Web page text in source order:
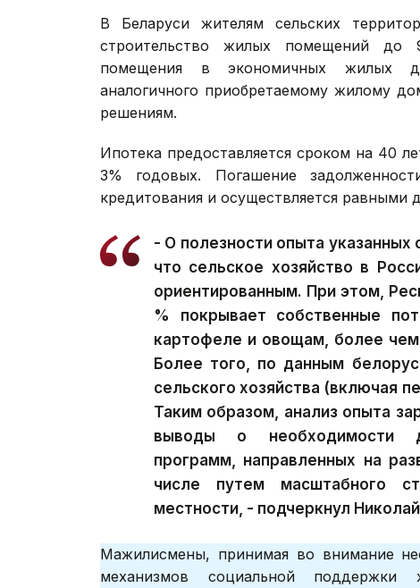
В Беларуси жителям сельских
строительство жилых помещений до
помещения в экономичных жилых
аналогичного приобретаемому жилому
решениям.
Ипотека предоставляется сроком на 40
3% годовых. Погашение
кредитования и осуществляется равными
- О полезности опыта указанных
что сельское хозяйство в
ориентированным. При этом,
% покрывает собственные
картофеле и овощам, более
Более того, по данным
сельского хозяйства (включая
Таким образом, анализ опыта
выводы о необходимости
программ, направленных на
числе путем масштабного
местности, - подчеркнул
Мажилисмены, принимая во внимание
механизмов социальной поддержки